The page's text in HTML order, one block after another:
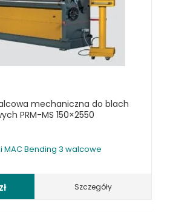
I TRANSPORTOWE
mechaniczna do blach
PRM-MS 150×2550
MAC Bending 3 walcowe
zł Szczegóły